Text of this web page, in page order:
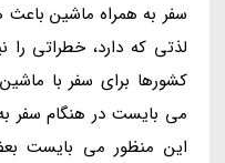
سفر به همراه ماشین باعث
لذتی که دارد، خطراتی
کشورها برای سفر با
می بایست در هنگام سفر
این منظور می بایست